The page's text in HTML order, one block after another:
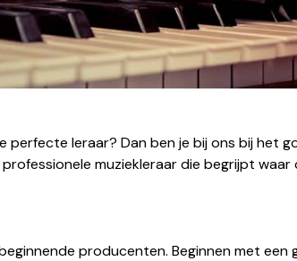
perfecte leraar? Dan ben je bij ons bij het
muziekleraar die begrijpt waar
producenten. Beginnen met een